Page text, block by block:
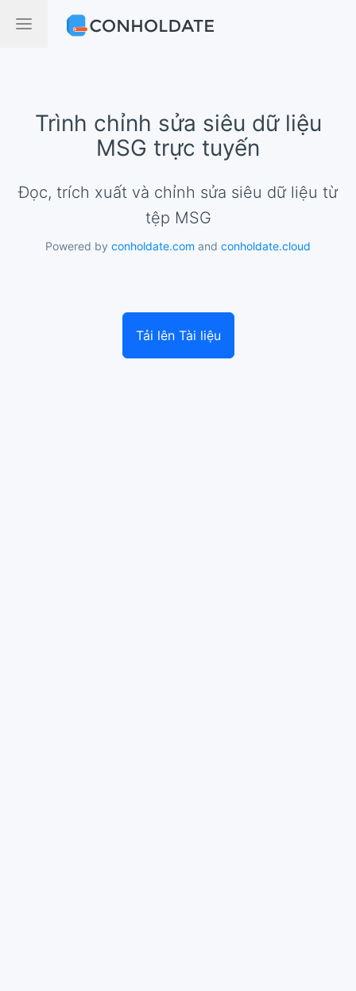
Trình chỉnh sửa siêu dữ liệu
MSG trực tuyến
Đọc, trích xuất và chỉnh sửa siêu dữ liệu từ
tệp MSG
Powered by conholdate.com and conholdate.cloud
Tải lên Tài liệu